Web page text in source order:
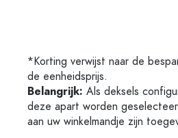
*Korting verwijst naar de
de eenheidsprijs.
Belangrijk: Als deksels
deze apart worden
aan uw winkelmandje zijn